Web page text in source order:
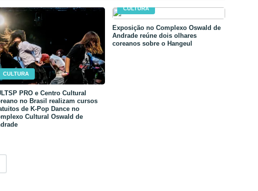
CULTURA
PRO e Centro Cultural
no Brasil realizam cursos
de K-Pop Dance no
Cultural Oswald de
CULTURA
Exposição no Complexo Oswald de
Andrade reúne dois olhares
coreanos sobre o Hangeul